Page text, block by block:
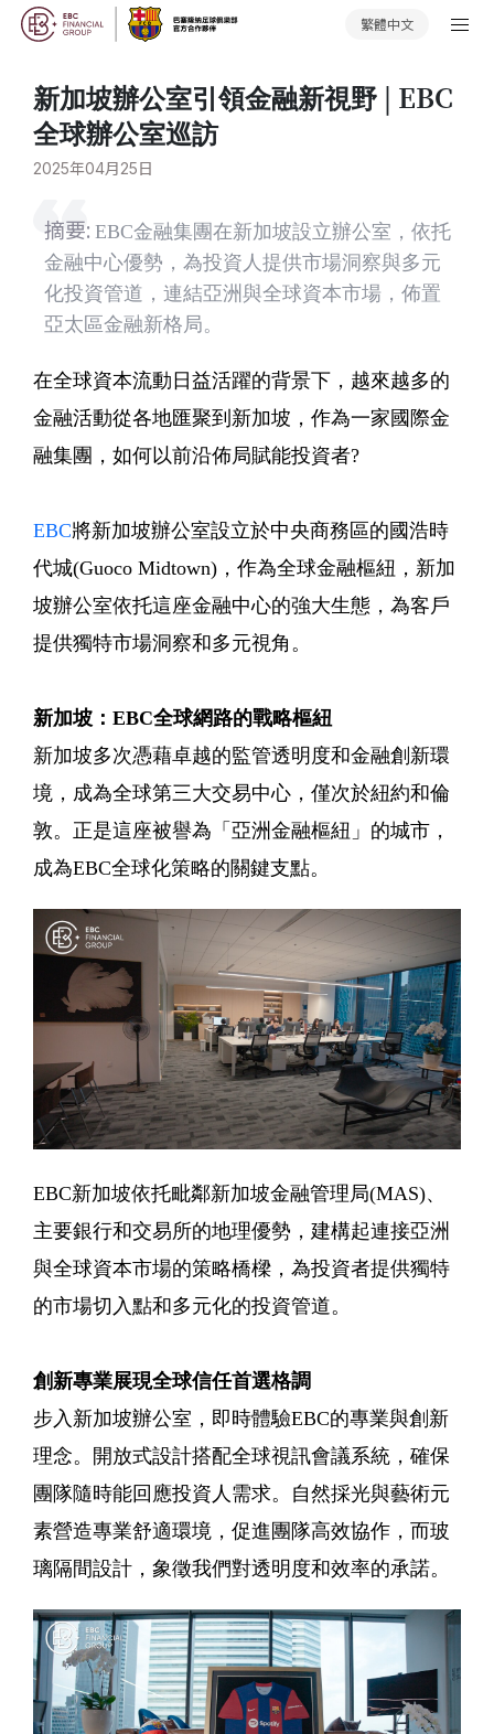
繁體中文
新加坡辦公室引領金融新視野 | EBC
全球辦公室巡訪
2025年04月25日
摘要: EBC金融集團在新加坡設立辦公室，依托
金融中心優勢，為投資人提供市場洞察與多元
化投資管道，連結亞洲與全球資本市場，佈置
亞太區金融新格局。
在全球資本流動日益活躍的背景下，越來越多的
金融活動從各地匯聚到新加坡，作為一家國際金
融集團，如何以前沿佈局賦能投資者?
EBC將新加坡辦公室設立於中央商務區的國浩時
代城(Guoco Midtown)，作為全球金融樞紐，新加
坡辦公室依托這座金融中心的強大生態，為客戶
提供獨特市場洞察和多元視角。
新加坡：EBC全球網路的戰略樞紐
新加坡多次憑藉卓越的監管透明度和金融創新環
境，成為全球第三大交易中心，僅次於紐約和倫
敦。正是這座被譽為「亞洲金融樞紐」的城市，
成為EBC全球化策略的關鍵支點。
EBC新加坡依托毗鄰新加坡金融管理局(MAS)、
主要銀行和交易所的地理優勢，建構起連接亞洲
與全球資本市場的策略橋樑，為投資者提供獨特
的市場切入點和多元化的投資管道。
創新專業展現全球信任首選格調
步入新加坡辦公室，即時體驗EBC的專業與創新
理念。開放式設計搭配全球視訊會議系統，確保
團隊隨時能回應投資人需求。自然採光與藝術元
素營造專業舒適環境，促進團隊高效協作，而玻
璃隔間設計，象徵我們對透明度和效率的承諾。